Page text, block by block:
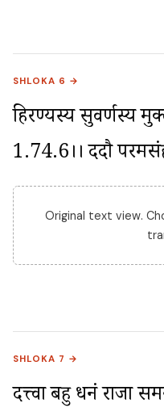
SHLOKA 6 →
हिरण्यस्य सुवर्णस्य
1.74.6।। ददौ
Original text view.
SHLOKA 7 →
दत्त्वा बहु धनं राजा